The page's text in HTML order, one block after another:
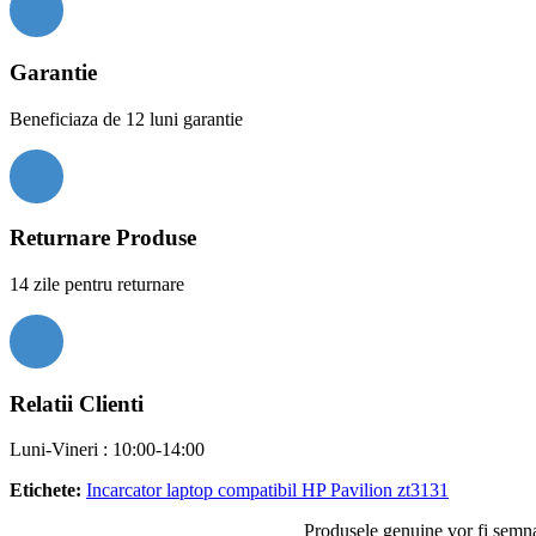
Garantie
Beneficiaza de 12 luni garantie
Returnare Produse
14 zile pentru returnare
Relatii Clienti
Luni-Vineri : 10:00-14:00
Etichete: Incarcator laptop compatibil HP Pavilion zt3131
Produsele genuine vor fi